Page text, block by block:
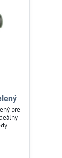
pre
voči